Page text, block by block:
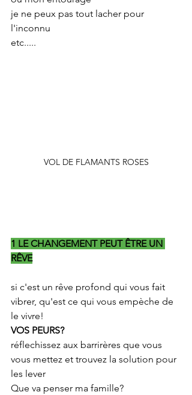
je ne peux pas tout lacher pour
l'inconnu
etc.....
VOL DE FLAMANTS ROSES
1 LE CHANGEMENT PEUT ÊTRE UN
RÊVE
si c'est un rêve profond qui vous fait
vibrer, qu'est ce qui vous empèche de
le vivre!
VOS PEURS?
réflechissez aux barrirères que vous
vous mettez et trouvez la solution pour
les lever
Que va penser ma famille?